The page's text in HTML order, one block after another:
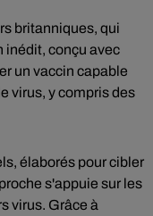
britanniques, qui
inédit, conçu avec
un vaccin capable
virus, y compris des
élaborés pour cibler
s'appuie sur les
virus. Grâce à